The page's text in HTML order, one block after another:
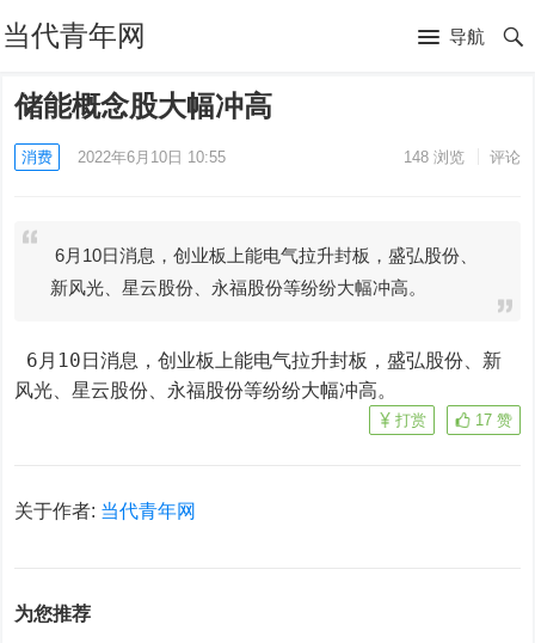
当代青年网 导航
储能概念股大幅冲高
消费 2022年6月10日 10:55 148浏览 评论
6月10日消息，创业板上能电气拉升封板，盛弘股份、
新风光、星云股份、永福股份等纷纷大幅冲高。
6月10日消息，创业板上能电气拉升封板，盛弘股份、新
风光、星云股份、永福股份等纷纷大幅冲高。
17 赞
打赏
关于作者: 当代青年网
为您推荐